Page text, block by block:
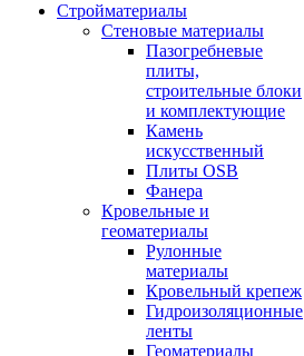
Стройматериалы
Стеновые материалы
Пазогребневые
плиты,
строительные блоки
и комплектующие
Камень
искусственный
Плиты OSB
Фанера
Кровельные и
геоматериалы
Рулонные
материалы
Кровельный крепеж
Гидроизоляционные
ленты
Геоматериалы